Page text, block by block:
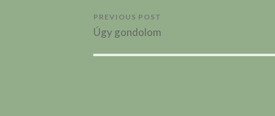
PREVIOUS POST
Úgy gondolom